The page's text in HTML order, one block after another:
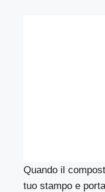
Quando il
tuo stampo e